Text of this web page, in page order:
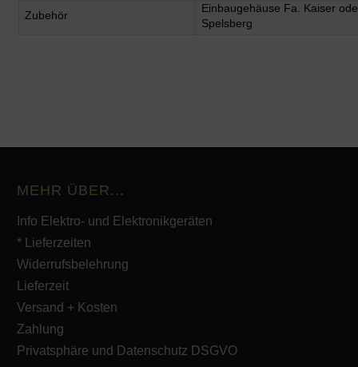
Zubehör
Einbaugehäuse Fa. Kaiser
Spelsberg
MEHR ÜBER...
Info Elektro- und Elektronikgeräten
* Lieferzeiten
Widerrufsbelehrung
Lieferzeit
Versand + Kosten
Zahlung
Privatsphäre und Datenschutz DSGVO